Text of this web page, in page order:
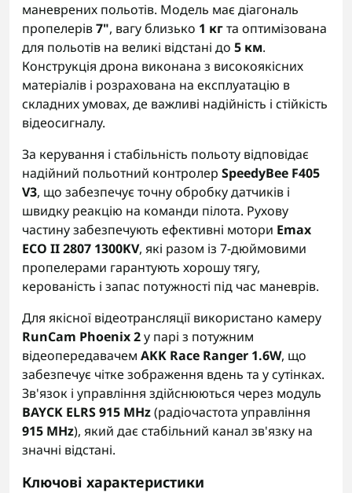
маневрених польотів. Модель має діагональ
пропелерів7", вагу близько 1 кгта оптимізована
для польотів на великі відстані до 5 км.
Конструкція дрона виконана з високоякісних
матеріалів і розрахована на експлуатацію в
складних умовах, де важливі надійність і стійкість
відеосигналу.
За керування і стабільність польоту відповідає
надійний польотний контролер SpeedyBee F405
V3, що забезпечує точну обробку датчиків і
швидку реакцію на команди пілота. Рухову
частину забезпечують ефективні мотори Emax
ECO II 2807 1300KV, які разом із 7-дюймовими
пропелерами гарантують хорошу тягу,
керованість і запас потужності під час маневрів.
Для якісної відеотрансляції використано камеру
RunCam Phoenix 2у парі з потужним
відеопередавачем AKK Race Ranger 1.6W, що
забезпечує чітке зображення вдень та у сутінках.
Зв'язок і управління здійснюються через модуль
BAYCK ELRS 915 MHz(радіочастота управління
915 MHz), який дає стабільний канал зв'язку на
значні відстані.
Ключові характеристики